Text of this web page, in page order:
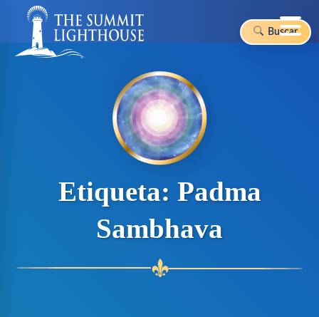
Buscar
Etiqueta: Padma
Sambhava